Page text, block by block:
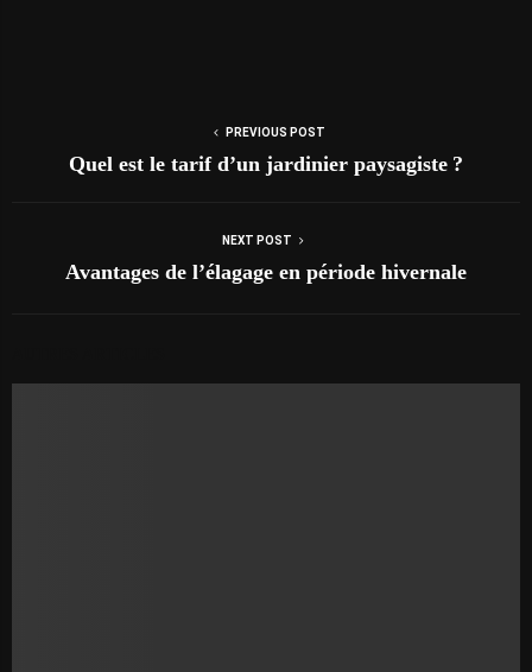
PREVIOUS POST
Quel est le tarif d’un jardinier paysagiste ?
NEXT POST
Avantages de l’élagage en période hivernale